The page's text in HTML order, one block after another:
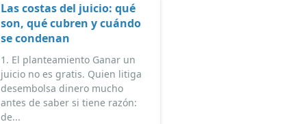
Las costas del juicio: qué
son, qué cubren y cuándo
se condenan
1. El planteamiento Ganar un
juicio no es gratis. Quien litiga
desembolsa dinero mucho
antes de saber si tiene razón:
de...